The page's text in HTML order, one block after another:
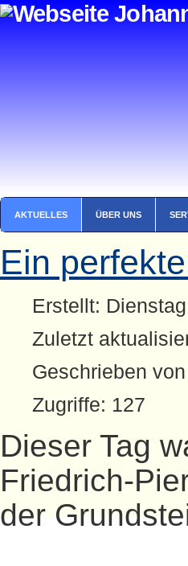
AKTUELLES ÜBER UNS
Ein
Erstellt:
Zuletzt
Geschrieben
Zugriffe: 127
Dieser Tag
Friedrich-
der